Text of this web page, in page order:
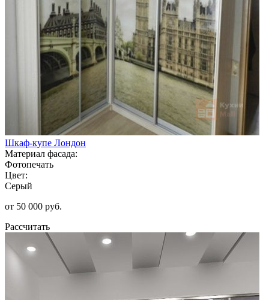
Шкаф-купе Лондон
Материал фасада:
Фотопечать
Цвет:
Серый
от 50 000 руб.
Рассчитать